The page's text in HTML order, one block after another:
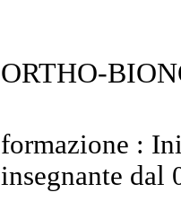
ORTHO-
formazione :
insegnante